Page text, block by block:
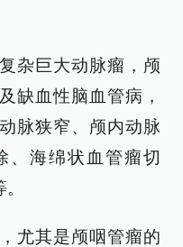
杂巨大动脉瘤，颅
缺血性脑血管病，
脉狭窄、颅内动脉
、海绵状血管瘤切
尤其是颅咽管瘤的